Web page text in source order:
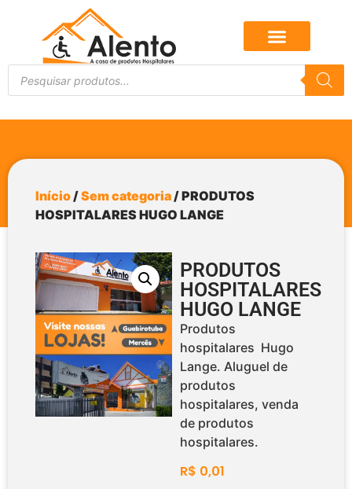
Início/Sem categoria/ PRODUTOS
HOSPITALARES HUGO LANGE
PRODUTOS
HOSPITALARES
HUGO LANGE
Produtos
hospitalares Hugo
Lange. Aluguel de
produtos
hospitalares, venda
de produtos
hospitalares.
R$ 0,01